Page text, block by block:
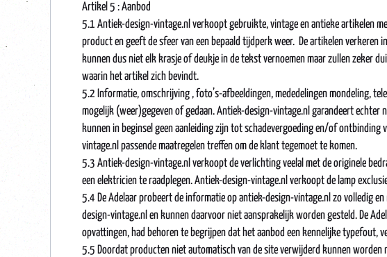
Artikel 5 : Aanbod
5.1 Antiek-design-vintage.nl verkoopt gebruikte, vintage en antieke artikelen
product en geeft de sfeer van een bepaald tijdperk weer. De artikelen
kunnen dus niet elk krasje of deukje in de tekst vernoemen maar zullen zeker
waarin het artikel zich bevindt.
5.2 Informatie, omschrijving , foto’s-afbeeldingen, mededelingen mondeling,
mogelijk (weer)gegeven of gedaan. Antiek-design-vintage.nl garandeert
kunnen in beginsel geen aanleiding zijn tot schadevergoeding en/of
vintage.nl passende maatregelen treffen om de klant tegemoet te komen.
5.3 Antiek-design-vintage.nl verkoopt de verlichting veelal met de originele
een elektricien te raadplegen. Antiek-design-vintage.nl verkoopt de lamp
5.4 De Adelaar probeert de informatie op antiek-design-vintage.nl zo volledig
design-vintage.nl en kunnen daarvoor niet aansprakelijk worden gesteld. De
opvattingen, had behoren te begrijpen dat het aanbod een kennelijke typefout,
5.5 Doordat producten niet automatisch van de site verwijderd kunnen